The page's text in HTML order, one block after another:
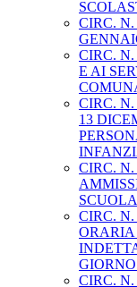
CIRC.
CIRC.
E AI
CIRC.
13
CIRC.
CIRC.
ORARIA
CIRC.